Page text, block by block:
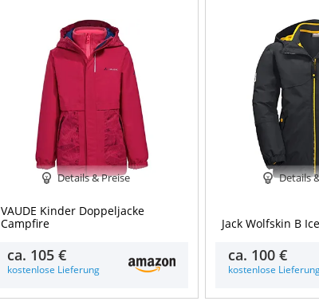
Details & Preise
VAUDE Kinder Doppeljacke
Campfire
ca. 105 €
kostenlose Lieferung
Details
Jack Wolfskin B
ca. 100 €
kostenlose